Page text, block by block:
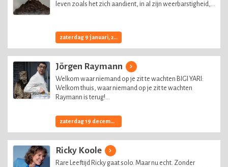
leven zoals het zich aandient, in al zijn weerbarstigheid,...
zaterdag 9 januari, 2027
Jörgen Raymann
Welkom waar niemand op je zit te wachten BIGI YARI:
Welkom thuis, waar niemand op je zit te wachten
Raymann is terug!...
zaterdag 19 december, 2026
Ricky Koole
Rare Leeftijd Ricky gaat solo. Maar nu echt. Zonder